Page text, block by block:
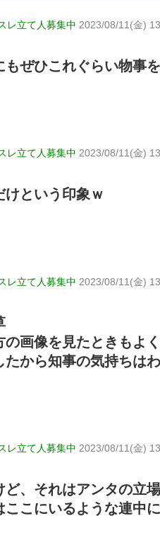
レ立て人募集中 2023/08/11(金)
もぜひこれぐらい物事
レ立て人募集中 2023/08/11(金)
けという印象ｗ
レ立て人募集中 2023/08/11(金)
の画像を見たときもよ
たから知事の気持ちは
レ立て人募集中 2023/08/11(金)
ど、それはアンタの立
ここにいるような連中